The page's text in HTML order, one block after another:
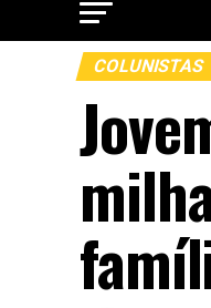
COLUNISTAS